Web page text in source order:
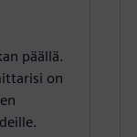
päällä.
on